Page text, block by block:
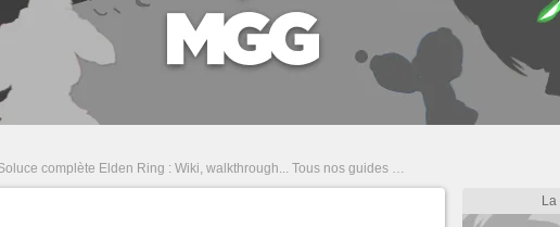
complète Elden Ring : Wiki, walkthrough... Tous nos guides /